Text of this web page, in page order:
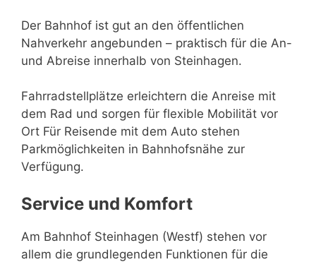
Der Bahnhof ist gut an den öffentlichen
Nahverkehr angebunden – praktisch für die An-
und Abreise innerhalb von Steinhagen.
Fahrradstellplätze erleichtern die Anreise mit
dem Rad und sorgen für flexible Mobilität vor
Ort Für Reisende mit dem Auto stehen
Parkmöglichkeiten in Bahnhofsnähe zur
Verfügung.
Service und Komfort
Am Bahnhof Steinhagen (Westf) stehen vor
allem die grundlegenden Funktionen für die